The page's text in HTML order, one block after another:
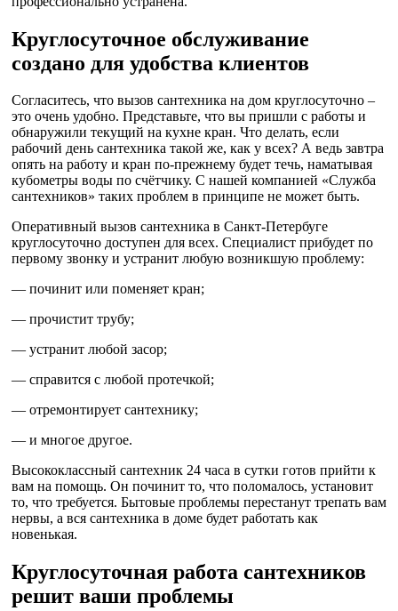
Круглосуточное обслуживание
создано для удобства клиентов
Согласитесь, что вызов сантехника на дом круглосуточно –
это очень удобно. Представьте, что вы пришли с работы и
обнаружили текущий на кухне кран. Что делать, если
рабочий день сантехника такой же, как у всех? А ведь завтра
опять на работу и кран по-прежнему будет течь, наматывая
кубометры воды по счётчику. С нашей компанией «Служба
сантехников» таких проблем в принципе не может быть.
Оперативный вызов сантехника в Санкт-Петербуге
круглосуточно доступен для всех. Специалист прибудет по
первому звонку и устранит любую возникшую проблему:
— починит или поменяет кран;
— прочистит трубу;
— устранит любой засор;
— справится с любой протечкой;
— отремонтирует сантехнику;
— и многое другое.
Высококлассный сантехник 24 часа в сутки готов прийти к
вам на помощь. Он починит то, что поломалось, установит
то, что требуется. Бытовые проблемы перестанут трепать вам
нервы, а вся сантехника в доме будет работать как
новенькая.
Круглосуточная работа сантехников
решит ваши проблемы